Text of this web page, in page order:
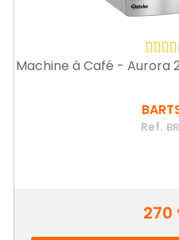
Machine à Café - Aurora
Ref.
270